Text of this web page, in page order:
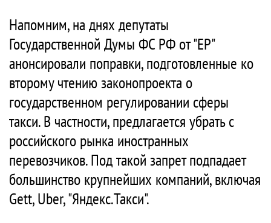
Напомним, на днях депутаты
Государственной Думы ФС РФ от "ЕР"
анонсировали поправки, подготовленные ко
второму чтению законопроекта о
государственном регулировании сферы
такси. В частности, предлагается убрать с
российского рынка иностранных
перевозчиков. Под такой запрет подпадает
большинство крупнейших компаний, включая
Gett, Uber, "Яндекс.Такси".